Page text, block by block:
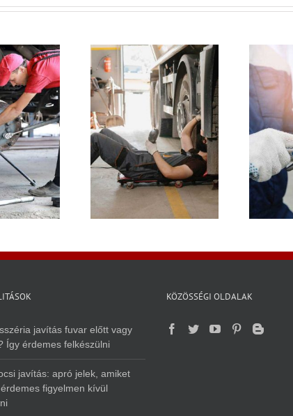
javítás okosan:
a hibát nézze,
a kieső időt is
Műszaki vizsgáztatás:
miért nem érdemes az
utolsó pillanatra
hagyni?
javítás fuvar előtt vagy
Így érdemes felkészülni
javítás: apró jelek, amiket
figyelmen kívül
KÖZÖSSÉGI OLDALAK